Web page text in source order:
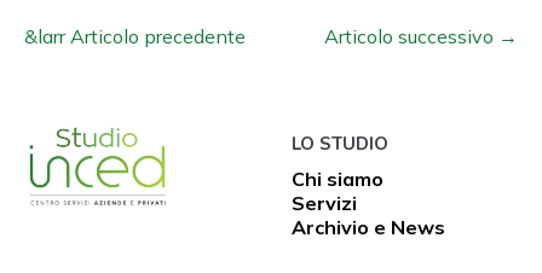
Navigazione
&larr Articolo precedente Articolo successivo →
LO STUDIO
Chi siamo
Servizi
Archivio e News